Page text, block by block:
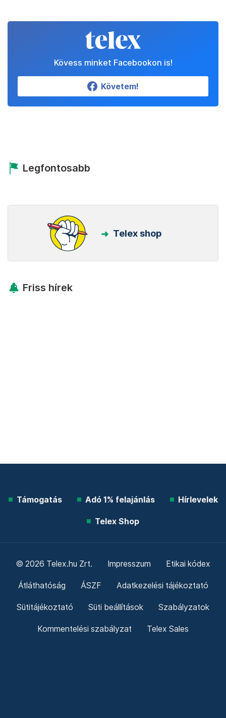
Kövess minket Facebookon is!
Követem!
Legfontosabb
Telex shop
Friss hírek
Támogatás Adó 1% felajánlás Hírlevelek
Telex Shop
© 2026 Telex.hu Zrt. Impresszum Etikai kódex
Átláthatóság ÁSZF Adatkezelési tájékoztató
Sütitájékoztató Süti beállítások Szabályzatok
Kommentelési szabályzat Telex Sales